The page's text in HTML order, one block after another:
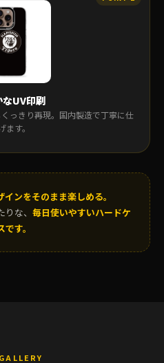
なUV印刷
っきり再現。国内製造で丁寧に仕
ます。
ンをそのまま楽しめる。
な、 毎日使いやすいハードケ
です。